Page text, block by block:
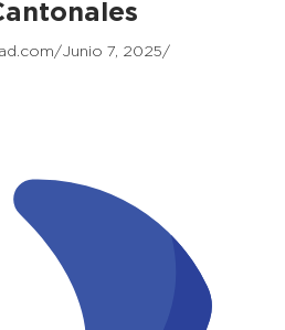
Junio 7, 2025